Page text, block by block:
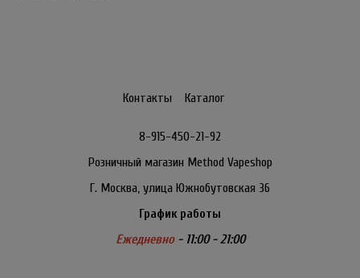
Контакты Каталог
8-915-450-21-92
Розничный магазин Method Vapeshop
Г. Москва, улица Южнобутовская 36
График работы
Ежедневно- 11:00 - 21:00